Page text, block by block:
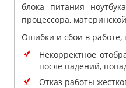
блока питания
процессора,
Ошибки и сбои в работе,
Некорректное
после падений,
Отказ работы